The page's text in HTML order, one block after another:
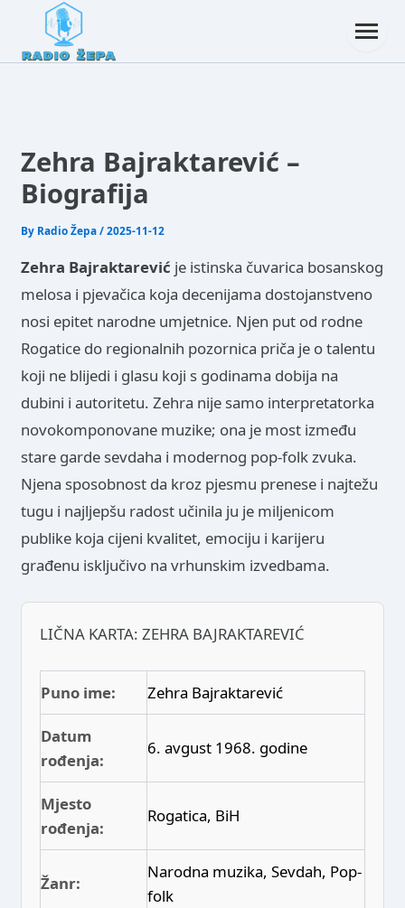
Zehra Bajraktarević –
Biografija
By Radio Žepa/2025-11-12
Zehra Bajraktarević je istinska čuvarica bosanskog
melosa i pjevačica koja decenijama dostojanstveno
nosi epitet narodne umjetnice. Njen put od rodne
Rogatice do regionalnih pozornica priča je o talentu
koji ne blijedi i glasu koji s godinama dobija na
dubini i autoritetu. Zehra nije samo interpretatorka
novokomponovane muzike; ona je most između
stare garde sevdaha i modernog pop-folk zvuka.
Njena sposobnost da kroz pjesmu prenese i najtežu
tugu i najljepšu radost učinila ju je miljenicom
publike koja cijeni kvalitet, emociju i karijeru
građenu isključivo na vrhunskim izvedbama.
LIČNA KARTA: ZEHRA BAJRAKTAREVIĆ
Puno ime: Zehra Bajraktarević
Datum
rođenja:
6. avgust 1968. godine
Mjesto
rođenja:
Rogatica, BiH
Žanr:
Narodna muzika, Sevdah, Pop-
folk